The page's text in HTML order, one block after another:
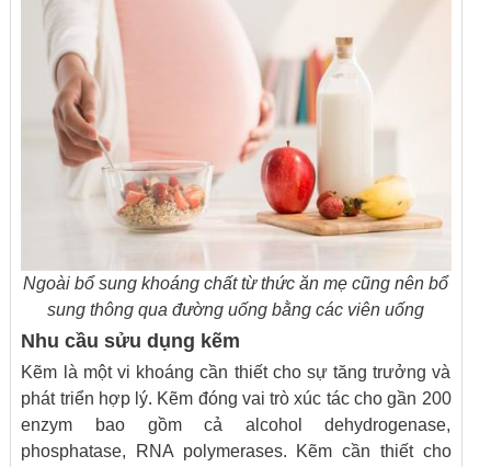
Ngoài bổ sung khoáng chất từ thức ăn mẹ cũng nên bổ
sung thông qua đường uống bằng các viên uống
Nhu cầusửu dụng kẽm
Kẽm là một vi khoáng cần thiết cho sự tăng trưởng và
phát triển hợp lý. Kẽm đóng vai trò xúc tác cho gần 200
enzym bao gồm cả alcohol dehydrogenase,
phosphatase, RNA polymerases. Kẽm cần thiết cho